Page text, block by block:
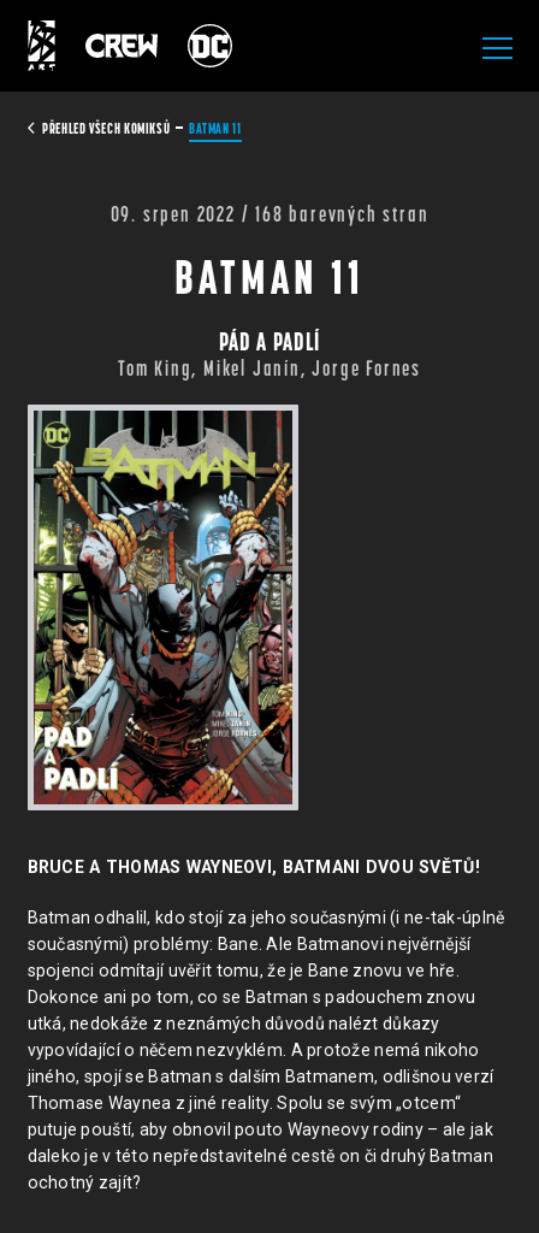
PŘEHLED VŠECH KOMIKSŮ BATMAN 11
09. srpen 2022 / 168 barevných stran
BATMAN 11
PÁD A PADLÍ
Tom King, Mikel Janín, Jorge Fornes
BRUCE A THOMAS WAYNEOVI, BATMANI DVOU SVĚTŮ!
Batman odhalil, kdo stojí za jeho současnými (i ne-tak-úplně
současnými) problémy: Bane. Ale Batmanovi nejvěrnější
spojenci odmítají uvěřit tomu, že je Bane znovu ve hře.
Dokonce ani po tom, co se Batman s padouchem znovu
utká, nedokáže z neznámých důvodů nalézt důkazy
vypovídající o něčem nezvyklém. A protože nemá nikoho
jiného, spojí se Batman s dalším Batmanem, odlišnou verzí
Thomase Waynea z jiné reality. Spolu se svým „otcem“
putuje pouští, aby obnovil pouto Wayneovy rodiny – ale jak
daleko je v této nepředstavitelné cestě on či druhý Batman
ochotný zajít?